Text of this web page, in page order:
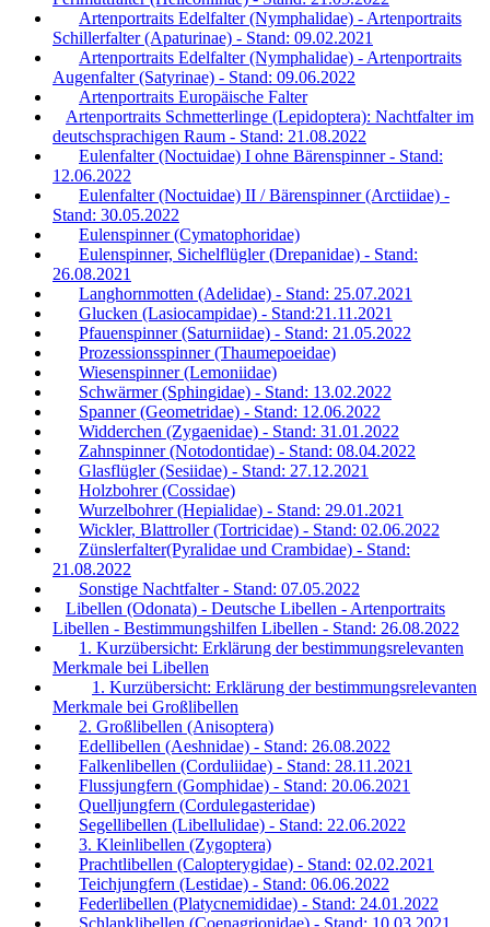
Artenportraits Edelfalter (Nymphalidae) - Artenportraits
Schillerfalter (Apaturinae) - Stand: 09.02.2021
Artenportraits Edelfalter (Nymphalidae) - Artenportraits
Augenfalter (Satyrinae) - Stand: 09.06.2022
Artenportraits Europäische Falter
Artenportraits Schmetterlinge (Lepidoptera): Nachtfalter im
deutschsprachigen Raum - Stand: 21.08.2022
Eulenfalter (Noctuidae) I ohne Bärenspinner - Stand:
12.06.2022
Eulenfalter (Noctuidae) II / Bärenspinner (Arctiidae) -
Stand: 30.05.2022
Eulenspinner (Cymatophoridae)
Eulenspinner, Sichelflügler (Drepanidae) - Stand:
26.08.2021
Langhornmotten (Adelidae) - Stand: 25.07.2021
Glucken (Lasiocampidae) - Stand:21.11.2021
Pfauenspinner (Saturniidae) - Stand: 21.05.2022
Prozessionsspinner (Thaumepoeidae)
Wiesenspinner (Lemoniidae)
Schwärmer (Sphingidae) - Stand: 13.02.2022
Spanner (Geometridae) - Stand: 12.06.2022
Widderchen (Zygaenidae) - Stand: 31.01.2022
Zahnspinner (Notodontidae) - Stand: 08.04.2022
Glasflügler (Sesiidae) - Stand: 27.12.2021
Holzbohrer (Cossidae)
Wurzelbohrer (Hepialidae) - Stand: 29.01.2021
Wickler, Blattroller (Tortricidae) - Stand: 02.06.2022
Zünslerfalter(Pyralidae und Crambidae) - Stand:
21.08.2022
Sonstige Nachtfalter - Stand: 07.05.2022
Libellen (Odonata) - Deutsche Libellen - Artenportraits
Libellen - Bestimmungshilfen Libellen - Stand: 26.08.2022
1. Kurzübersicht: Erklärung der bestimmungsrelevanten
Merkmale bei Libellen
1. Kurzübersicht: Erklärung der bestimmungsrelevanten
Merkmale bei Großlibellen
2. Großlibellen (Anisoptera)
Edellibellen (Aeshnidae) - Stand: 26.08.2022
Falkenlibellen (Corduliidae) - Stand: 28.11.2021
Flussjungfern (Gomphidae) - Stand: 20.06.2021
Quelljungfern (Cordulegasteridae)
Segellibellen (Libellulidae) - Stand: 22.06.2022
3. Kleinlibellen (Zygoptera)
Prachtlibellen (Calopterygidae) - Stand: 02.02.2021
Teichjungfern (Lestidae) - Stand: 06.06.2022
Federlibellen (Platycnemididae) - Stand: 24.01.2022
Schlanklibellen (Coenagrionidae) - Stand: 10.03.2021